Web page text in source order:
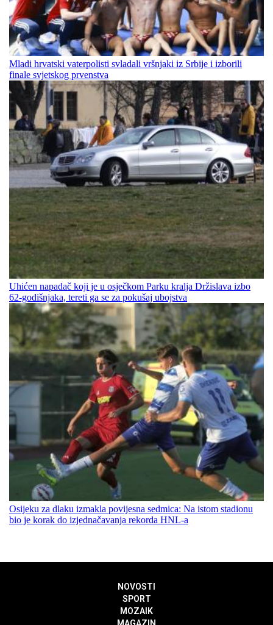
Mladi hrvatski vaterpolisti svladali vršnjaki iz Srbije i izborili
finale svjetskog prvenstva
Uhićen napadač koji je u osječkom Parku kralja Držislava izbo
62-godišnjaka, tereti ga se za pokušaj ubojstva
Osijeku za dlaku izmakla povijesna sedmica: Na istom stadionu
bio je korak do izjednačavanja rekorda HNL-a
NOVOSTI
SPORT
MOZAIK